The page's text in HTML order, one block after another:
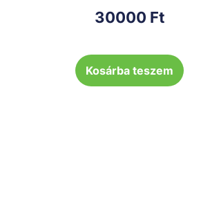
30000 Ft
Kosárba teszem